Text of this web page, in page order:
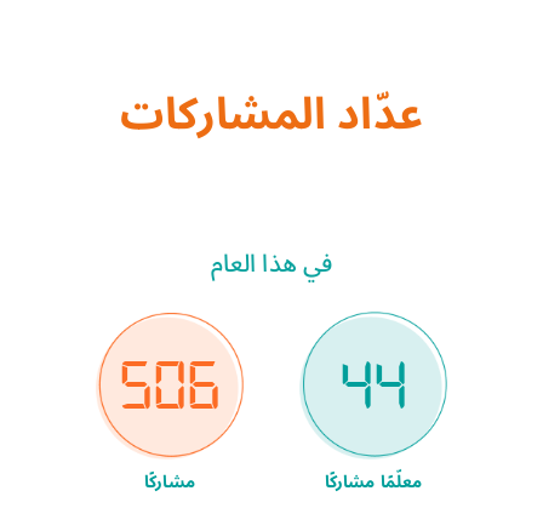
عدّاد المشاركات
في هذا العام
44
معلّمًا مشاركًا
506
مشاركًا